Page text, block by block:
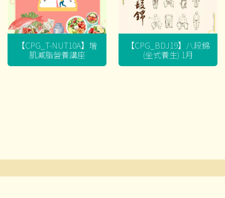
【CPG_T-NUT10A】增
肌減脂營養講座
【CPG_BDJ19】八段錦
(坐式養生) 1月
章